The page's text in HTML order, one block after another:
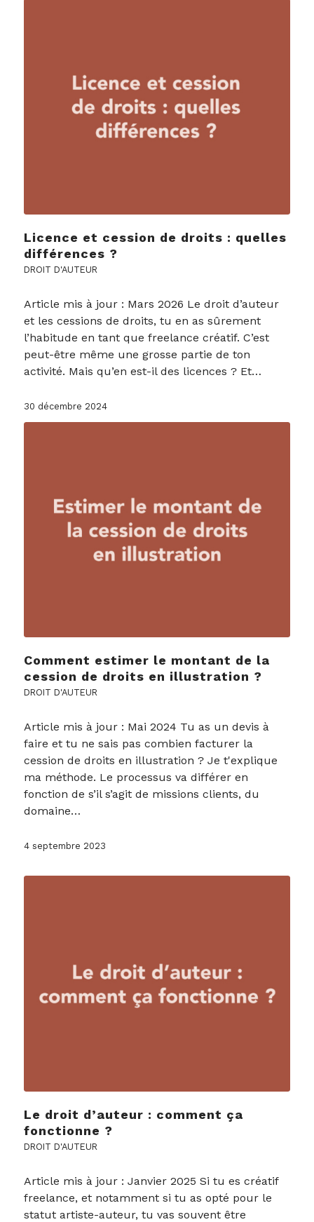
Licence et cession de droits : quelles
différences ?
DROIT D'AUTEUR
Article mis à jour : Mars 2026 Le droit d’auteur
et les cessions de droits, tu en as sûrement
l’habitude en tant que freelance créatif. C’est
peut-être même une grosse partie de ton
activité. Mais qu’en est-il des licences ? Et…
30 décembre 2024
Comment estimer le montant de la
cession de droits en illustration ?
DROIT D'AUTEUR
Article mis à jour : Mai 2024 Tu as un devis à
faire et tu ne sais pas combien facturer la
cession de droits en illustration ? Je t'explique
ma méthode. Le processus va différer en
fonction de s’il s’agit de missions clients, du
domaine…
4 septembre 2023
Le droit d’auteur : comment ça
fonctionne ?
DROIT D'AUTEUR
Article mis à jour : Janvier 2025 Si tu es créatif
freelance, et notamment si tu as opté pour le
statut artiste-auteur, tu vas souvent être